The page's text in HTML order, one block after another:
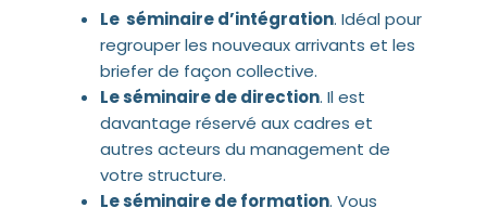
Le séminaire d’intégration. Idéal pour
regrouper les nouveaux arrivants et les
briefer de façon collective.
Le séminaire de direction. Il est
davantage réservé aux cadres et
autres acteurs du management de
votre structure.
Le séminaire de formation. Vous